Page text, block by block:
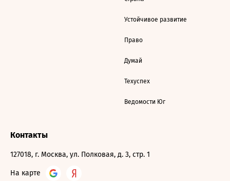
Устойчивое развитие
Право
Думай
Техуспех
Ведомости Юг
Контакты
127018, г. Москва, ул. Полковая, д. 3, стр. 1
На карте